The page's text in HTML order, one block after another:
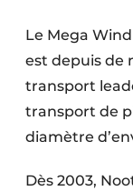
Le Mega
est depuis de
transport
transport de
diamètre
Dès 2003,